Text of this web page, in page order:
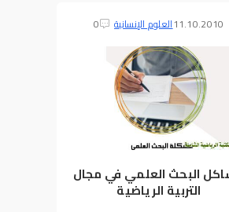
11.10.2010العلوم الإنسانية 0
البحث العلمي في مجال
التربية الرياضية